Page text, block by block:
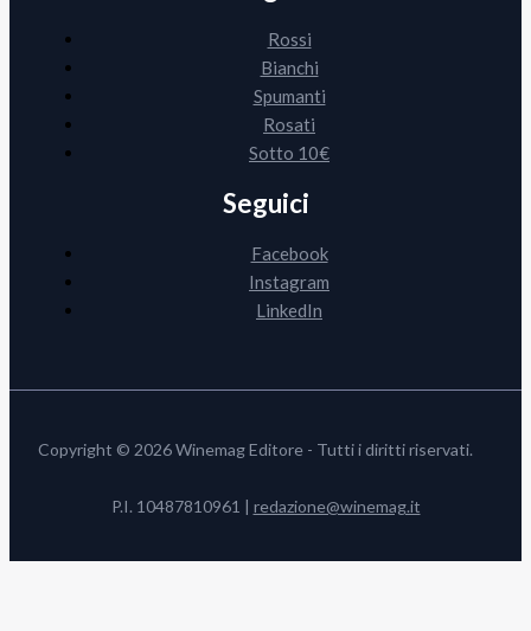
Rossi
Bianchi
Spumanti
Rosati
Sotto 10€
Seguici
Facebook
Instagram
LinkedIn
Copyright © 2026 Winemag Editore - Tutti i diritti riservati.
P.I. 10487810961 | redazione@winemag.it